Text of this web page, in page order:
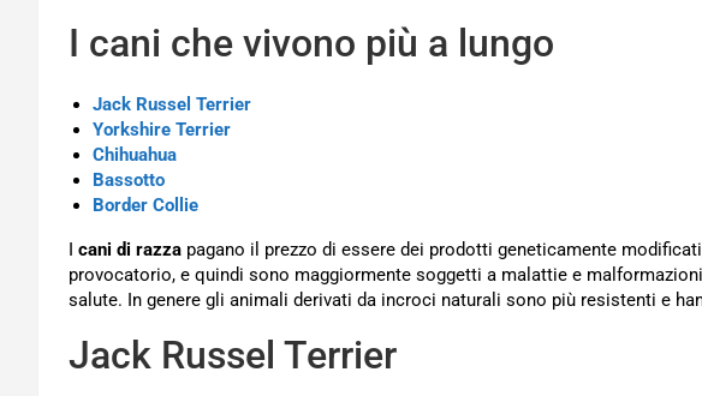
I cani che vivono più a lungo
Jack Russel Terrier
Yorkshire Terrier
Chihuahua
Bassotto
Border Collie
I cani di razza pagano il prezzo di essere dei prodotti geneticamente
provocatorio, e quindi sono maggiormente soggetti a malattie e
salute. In genere gli animali derivati da incroci naturali sono più resistenti e
Jack Russel Terrier